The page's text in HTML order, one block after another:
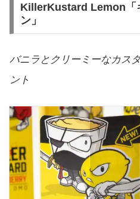
KillerKustard Lemon「
ン」
バニラとクリーミーなカス
ント